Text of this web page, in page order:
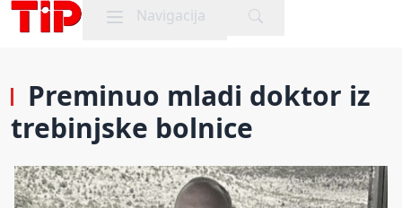
Mobile menu
Navigacija
Preminuo mladi doktor iz
trebinjske bolnice